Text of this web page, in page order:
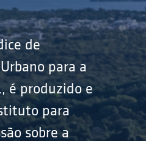
de
para a
é produzido e
para
sobre a